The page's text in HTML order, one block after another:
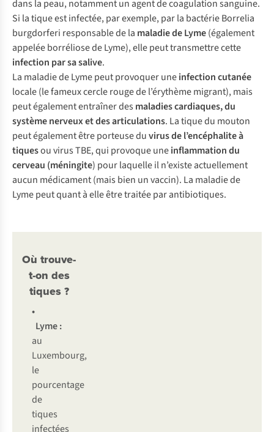
dans la peau, notamment un agent de coagulation sanguine.
Si la tique est infectée, par exemple, par la bactérieBorrelia
burgdorferi responsable de la maladie de Lyme(également
appelée borréliose de Lyme), elle peut transmettre cette
infection par sa salive.
La maladie de Lyme peut provoquer uneinfection cutanée
locale (le fameux cercle rouge de l’érythème migrant), mais
peut également entraîner des maladies cardiaques, du
système nerveux et des articulations. La tique du mouton
peut également être porteuse duvirus de l’encéphalite à
tiquesou virus TBE, qui provoque uneinflammation du
cerveau (méningite) pour laquelle il n’existe actuellement
aucun médicament (mais bien un vaccin). La maladie de
Lyme peut quant à elle être traitée par antibiotiques.
Où trouve-
t-on des
tiques ?
•
Lyme :
au
Luxembourg,
le
pourcentage
de
tiques
infectées